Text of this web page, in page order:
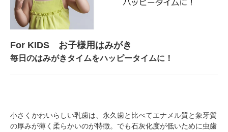
For KIDS お子様用はみがき
毎日のはみがきタイムをハッピータイムに！
小さくかわいらしい乳歯は、永久歯と比べてエナメル質と象牙質
の厚みが薄く柔らかいのが特徴。でも石灰化度が低いために虫歯